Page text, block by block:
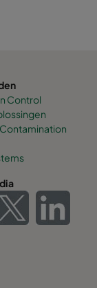
Control